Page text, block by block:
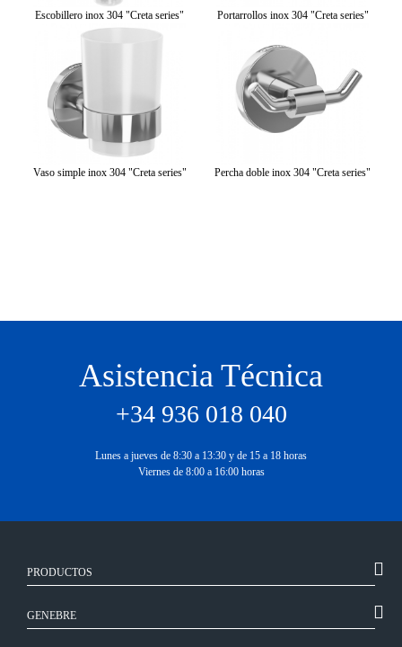
Escobillero inox 304 "Creta series" Portarrollos inox 304 "Creta series"
Vaso simple inox 304 "Creta series" Percha doble inox 304 "Creta series"
Asistencia Técnica
+34 936 018 040
Lunes a jueves de 8:30 a 13:30 y de 15 a 18 horas
Viernes de 8:00 a 16:00 horas
PRODUCTOS
GENEBRE